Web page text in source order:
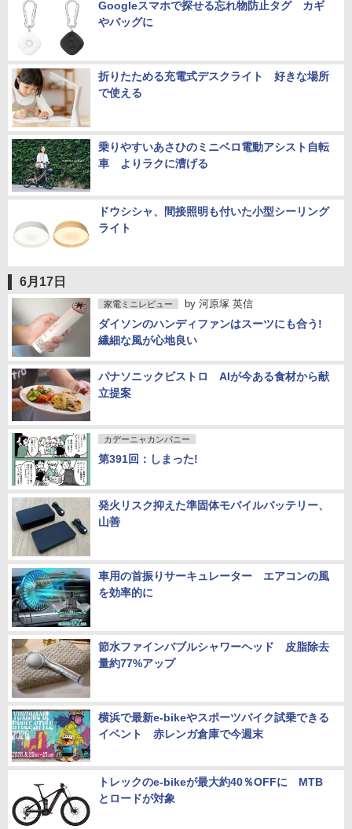
Googleスマホで探せる忘れ物防止タグ カギ
やバッグに
折りたためる充電式デスクライト 好きな場所
で使える
乗りやすいあさひのミニベロ電動アシスト自転
車 よりラクに漕げる
ドウシシャ、間接照明も付いた小型シーリング
ライト
6月17日
家電ミニレビュー by 河原塚 英信
ダイソンのハンディファンはスーツにも合う!
繊細な風が心地良い
パナソニックビストロ AIが今ある食材から献
立提案
カデーニャカンパニー
第391回：しまった!
発火リスク抑えた準固体モバイルバッテリー、
山善
車用の首振りサーキュレーター エアコンの風
を効率的に
節水ファインバブルシャワーヘッド 皮脂除去
量約77%アップ
横浜で最新e-bikeやスポーツバイク試乗できる
イベント 赤レンガ倉庫で今週末
トレックのe-bikeが最大約40％OFFに MTB
とロードが対象